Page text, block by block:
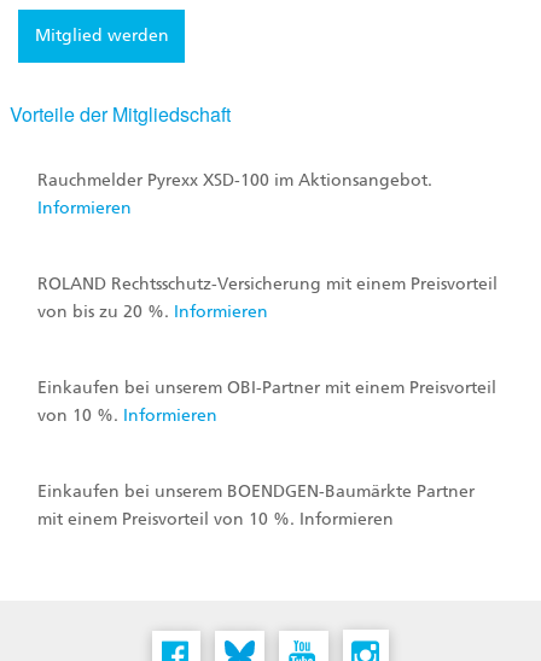
Mitglied werden
Vorteile der Mitgliedschaft
Rauchmelder Pyrexx XSD-100 im Aktionsangebot.
Informieren
ROLAND Rechtsschutz-Versicherung mit einem Preisvorteil
von bis zu 20 %. Informieren
Einkaufen bei unserem OBI-Partner mit einem Preisvorteil
von 10 %. Informieren
Einkaufen bei unserem BOENDGEN-Baumärkte Partner
mit einem Preisvorteil von 10 %. Informieren